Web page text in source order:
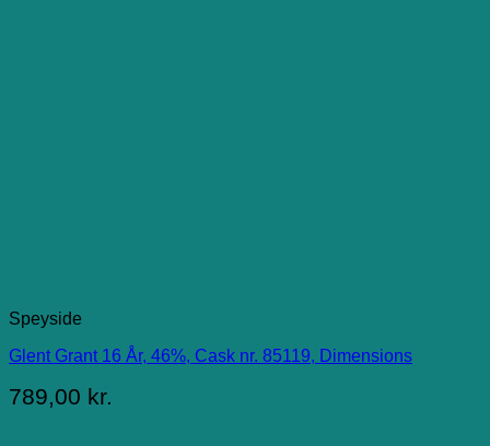
Speyside
Glent Grant 16 År, 46%, Cask nr. 85119, Dimensions
789,00 kr.